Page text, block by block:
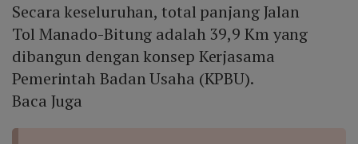
Secara keseluruhan, total panjang Jalan
Tol Manado-Bitung adalah 39,9 Km yang
dibangun dengan konsep Kerjasama
Pemerintah Badan Usaha (KPBU).
Baca Juga